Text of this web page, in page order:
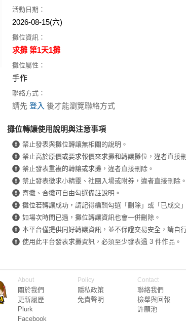
活動日期：
2026-08-15(六)
攤位資訊：
求攤 第1天1攤
攤位屬性：
手作
聯絡方式：
請先 登入 後才能瀏覽聯絡方式
攤位轉讓使用說明與注意事項
禁止發表與攤位轉讓無相關的說明。
禁止高於原價或要求報價來求攤和轉讓攤位，違者直接
禁止發表重複的轉讓或求攤，違者直接刪除。
禁止發表徵求小精靈、社團入場或附券，違者直接刪除。
寄攤、合攤可自由勾選備註說明。
攤位若轉讓成功，請記得編輯勾選「刪除」或「已成交
如場次時間已過，攤位轉讓資訊也會一併刪除。
本平台僅提供同好轉讓資訊，並不保證交易安全，請自
使用此平台發表求攤資訊，必須至少發表過 3 件作品。
About
關於我們
更新履歷
Plurk
Facebook
Policy
隱私政策
免責聲明
Contact
聯絡我們
檢舉與回報
許願池